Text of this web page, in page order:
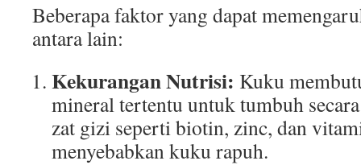
Beberapa faktor yang dapat
antara lain:
Kekurangan Nutrisi: Kuku
mineral tertentu untuk tumbuh
zat gizi seperti biotin, zinc, dan
menyebabkan kuku rapuh.